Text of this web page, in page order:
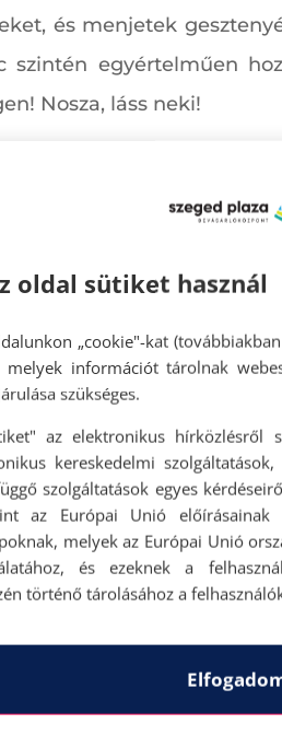
és menjetek
szintén egyértelműen
Nosza, láss neki!
ki az ősz ízei és illatai
aztán menj és
szádban pedig az alma
csempészni a boldog
lesz a kedvességed
oldal sütiket használ
„cookie"-kat
melyek információt tárolnak
szükséges.
az elektronikus hírközlésről
kereskedelmi
szolgáltatások egyes
az Európai Unió előírásainak
melyek az Európai Unió
és ezeknek a
történő tárolásához a